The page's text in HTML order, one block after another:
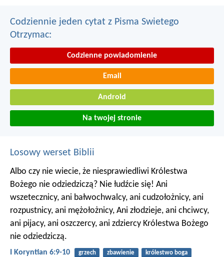
Codziennie jeden cytat z Pisma Swietego
Otrzymac:
Codzienne powiadomienie
Email
Android
Na twojej stronie
Losowy werset Biblii
Albo czy nie wiecie, że niesprawiedliwi Królestwa
Bożego nie odziedziczą? Nie łudźcie się! Ani
wszetecznicy, ani bałwochwalcy, ani cudzołożnicy, ani
rozpustnicy, ani mężołożnicy, Ani złodzieje, ani chciwcy,
ani pijacy, ani oszczercy, ani zdziercy Królestwa Bożego
nie odziedziczą.
I Koryntian 6:9-10 grzech zbawienie królestwo boga